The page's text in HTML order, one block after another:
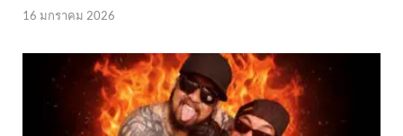
16 มกราคม 2026